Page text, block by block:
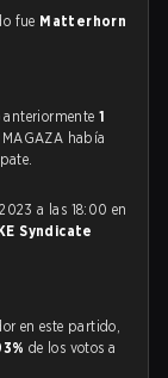
fue Matterhorn
anteriormente 1
MAGAZA había
a las 18:00 en
Syndicate
en este partido,
de los votos a